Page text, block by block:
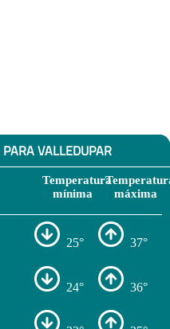
VALLEDUPAR
Temperatura
mínima
máxima
25° 37°
24° 36°